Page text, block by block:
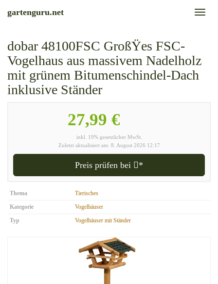
Toggle
gartenguru.net
dobar 48100FSC GroßŸes FSC-
Vogelhaus aus massivem Nadelholz
mit grünem Bitumenschindel-Dach
inklusive Ständer
27,99 €
inkl. 19% gesetzlicher MwSt.
Zuletzt aktualisiert am: 8. August 2026 12:17
Preis prüfen bei *
Thema
Tierisches
Kategorie
Vogelhäuser
Typ
Vogelhäuser mit Ständer